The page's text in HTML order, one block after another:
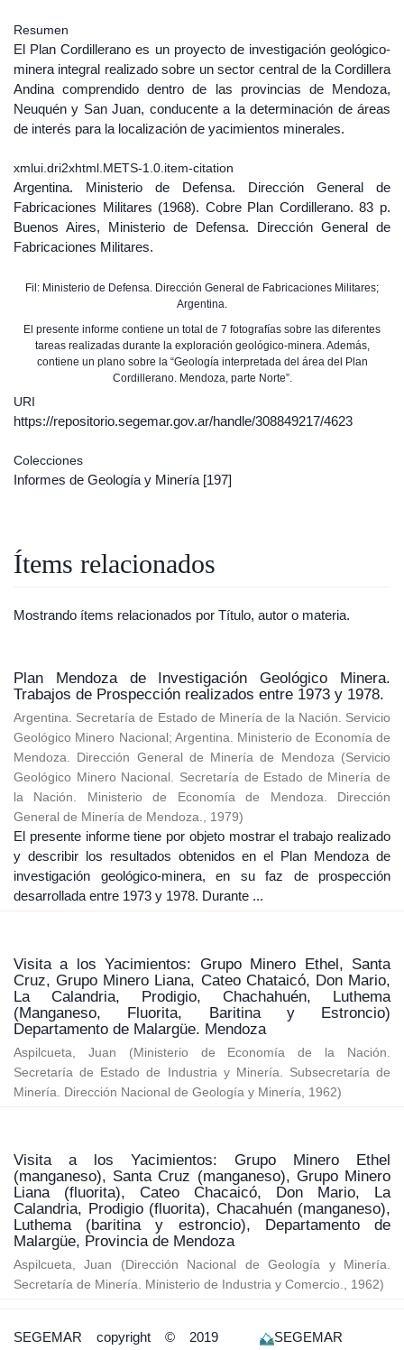
Resumen
El Plan Cordillerano es un proyecto de investigación geológico-
minera integral realizado sobre un sector central de la Cordillera
Andina comprendido dentro de las provincias de Mendoza,
Neuquén y San Juan, conducente a la determinación de áreas
de interés para la localización de yacimientos minerales.
xmlui.dri2xhtml.METS-1.0.item-citation
Argentina. Ministerio de Defensa. Dirección General de
Fabricaciones Militares (1968). Cobre Plan Cordillerano. 83 p.
Buenos Aires, Ministerio de Defensa. Dirección General de
Fabricaciones Militares.
Fil: Ministerio de Defensa. Dirección General de Fabricaciones Militares;
Argentina.
El presente informe contiene un total de 7 fotografías sobre las diferentes
tareas realizadas durante la exploración geológico-minera. Además,
contiene un plano sobre la “Geología interpretada del área del Plan
Cordillerano. Mendoza, parte Norte”.
URI
https://repositorio.segemar.gov.ar/handle/308849217/4623
Colecciones
Informes de Geología y Minería[197]
Ítems relacionados
Mostrando ítems relacionados por Título, autor o materia.
Plan Mendoza de Investigación Geológico Minera.
Trabajos de Prospección realizados entre 1973 y 1978.
Argentina. Secretaría de Estado de Minería de la Nación. Servicio
Geológico Minero Nacional ; Argentina. Ministerio de Economía de
Mendoza. Dirección General de Minería de Mendoza (Servicio
Geológico Minero Nacional. Secretaría de Estado de Minería de
la Nación. Ministerio de Economía de Mendoza. Dirección
General de Minería de Mendoza., 1979)
El presente informe tiene por objeto mostrar el trabajo realizado
y describir los resultados obtenidos en el Plan Mendoza de
investigación geológico-minera, en su faz de prospección
desarrollada entre 1973 y 1978. Durante ...
Visita a los Yacimientos: Grupo Minero Ethel, Santa
Cruz, Grupo Minero Liana, Cateo Chataicó, Don Mario,
La Calandria, Prodigio, Chachahuén, Luthema
(Manganeso, Fluorita, Baritina y Estroncio)
Departamento de Malargüe. Mendoza
Aspilcueta, Juan (Ministerio de Economía de la Nación.
Secretaría de Estado de Industria y Minería. Subsecretaría de
Minería. Dirección Nacional de Geología y Minería, 1962)
Visita a los Yacimientos: Grupo Minero Ethel
(manganeso), Santa Cruz (manganeso), Grupo Minero
Liana (fluorita), Cateo Chacaicó, Don Mario, La
Calandria, Prodigio (fluorita), Chacahuén (manganeso),
Luthema (baritina y estroncio), Departamento de
Malargüe, Provincia de Mendoza
Aspilcueta, Juan (Dirección Nacional de Geología y Minería.
Secretaría de Minería. Ministerio de Industria y Comercio., 1962)
SEGEMAR copyright © 2019
SEGEMAR